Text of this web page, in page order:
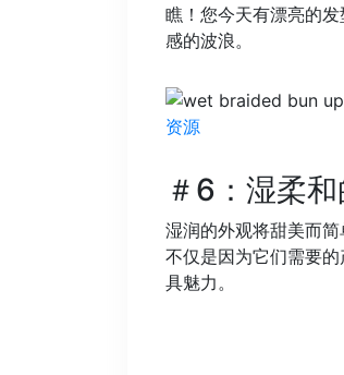
瞧！您今天有漂亮的
感的波浪。
资源
＃6：湿柔
湿润的外观将甜美而
不仅是因为它们需要
具魅力。